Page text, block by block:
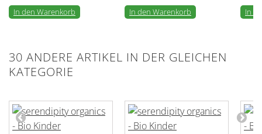
In den Warenkorb
In den Warenkorb
In
30 ANDERE ARTIKEL IN DER GLEICHEN
KATEGORIE